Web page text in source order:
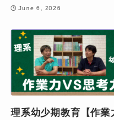
June 6, 2026
理系幼少期教育【作業